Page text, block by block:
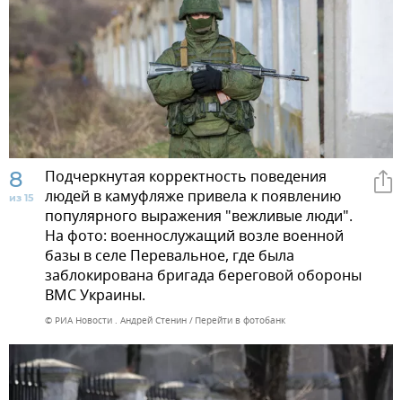
8
из 15
Подчеркнутая корректность поведения
людей в камуфляже привела к появлению
популярного выражения "вежливые люди".
На фото: военнослужащий возле военной
базы в селе Перевальное, где была
заблокирована бригада береговой обороны
ВМС Украины.
© РИА Новости . Андрей Стенин Перейти в фотобанк